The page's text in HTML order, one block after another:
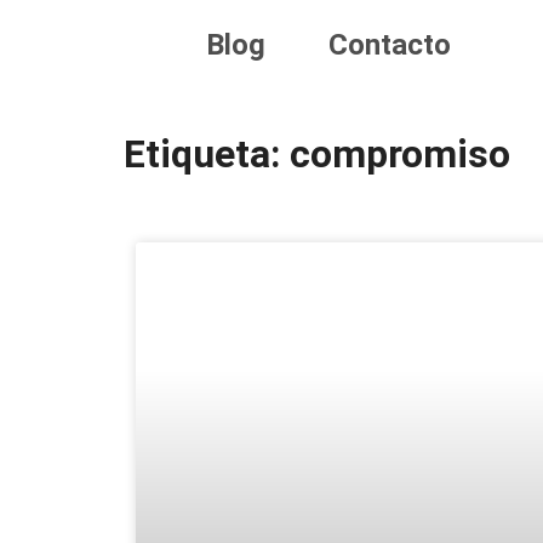
Blog Contacto
Etiqueta: compromiso